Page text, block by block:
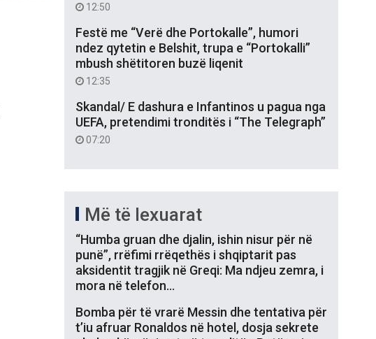
12:50
Festë me “Verë dhe Portokalle”, humori
ndez qytetin e Belshit, trupa e “Portokalli”
mbush shëtitoren buzë liqenit
12:35
Skandal/ E dashura e Infantinos u pagua nga
UEFA, pretendimi tronditës i “The Telegraph”
07:20
Më të lexuarat
“Humba gruan dhe djalin, ishin nisur për në
punë”, rrëfimi rrëqethës i shqiptarit pas
aksidentit tragjik në Greqi: Ma ndjeu zemra, i
mora në telefon…
Bomba për të vrarë Messin dhe tentativa për
t’iu afruar Ronaldos në hotel, dosja sekrete